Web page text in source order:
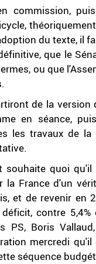
commission,
du texte, il
que le
ou que
de la version
en séance,
les travaux de la
souhaite quoi
la France d'un
et de revenir en
contre
PS, Boris
mercredi
séquence